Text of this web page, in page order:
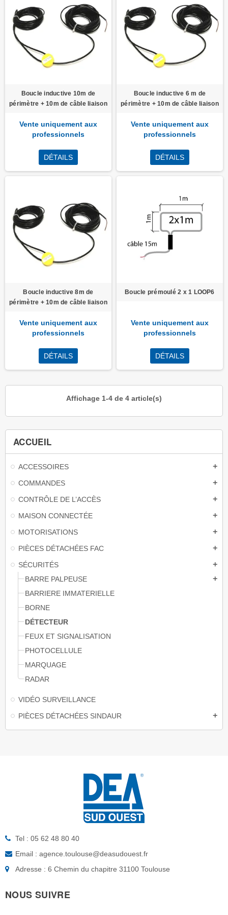
ACCUEIL
ACCESSOIRES add
COMMANDES add
CONTRÔLE DE L’ACCÈS add
MAISON CONNECTÉE add
MOTORISATIONS add
PIÈCES DÉTACHÉES FAC add
SÉCURITÉS add
BARRE PALPEUSE add
BARRIERE IMMATERIELLE
BORNE
DÉTECTEUR
FEUX ET SIGNALISATION
PHOTOCELLULE
MARQUAGE
RADAR
VIDÉO SURVEILLANCE
PIÈCES DÉTACHÉES SINDAUR
add
Boucle inductive 10m de
périmètre + 10m de câble liaison
Vente uniquement aux
professionnels
DÉTAILS
Boucle inductive 6 m de
périmètre + 10m de câble liaison
Vente uniquement aux
professionnels
DÉTAILS
Boucle inductive 8m de
périmètre + 10m de câble liaison
Vente uniquement aux
professionnels
DÉTAILS
Boucle prémoulé 2 x 1 LOOP6
Vente uniquement aux
professionnels
DÉTAILS
Affichage 1-4 de 4 article(s)
Tel : 05 62 48 80 40
Email : agence.toulouse@deasudouest.fr
Adresse : 6 Chemin du chapitre 31100 Toulouse
NOUS SUIVRE